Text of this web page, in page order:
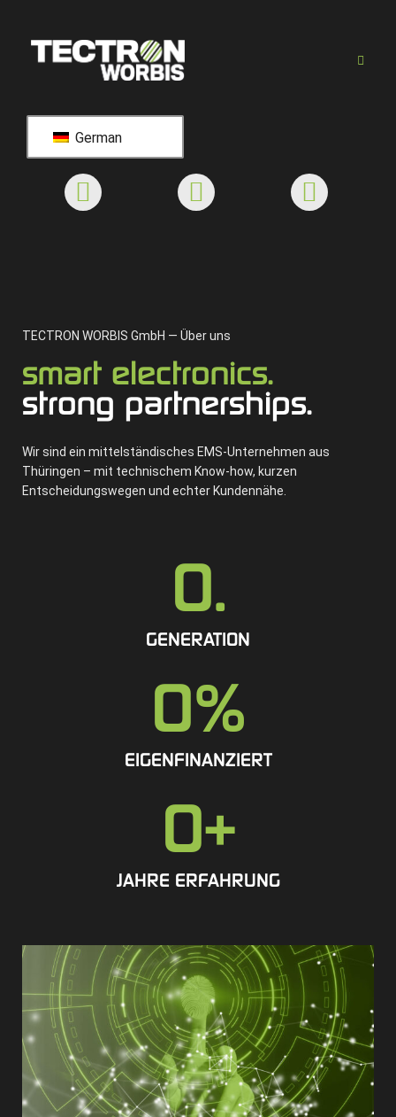
German
TECTRON WORBIS GmbH — Über uns
smart electronics.
strong partnerships.
Wir sind ein mittelständisches EMS-Unternehmen aus
Thüringen – mit technischem Know-how, kurzen
Entscheidungswegen und echter Kundennähe.
GENERATION
0.
EIGENFINANZIERT
0%
JAHRE ERFAHRUNG
0+